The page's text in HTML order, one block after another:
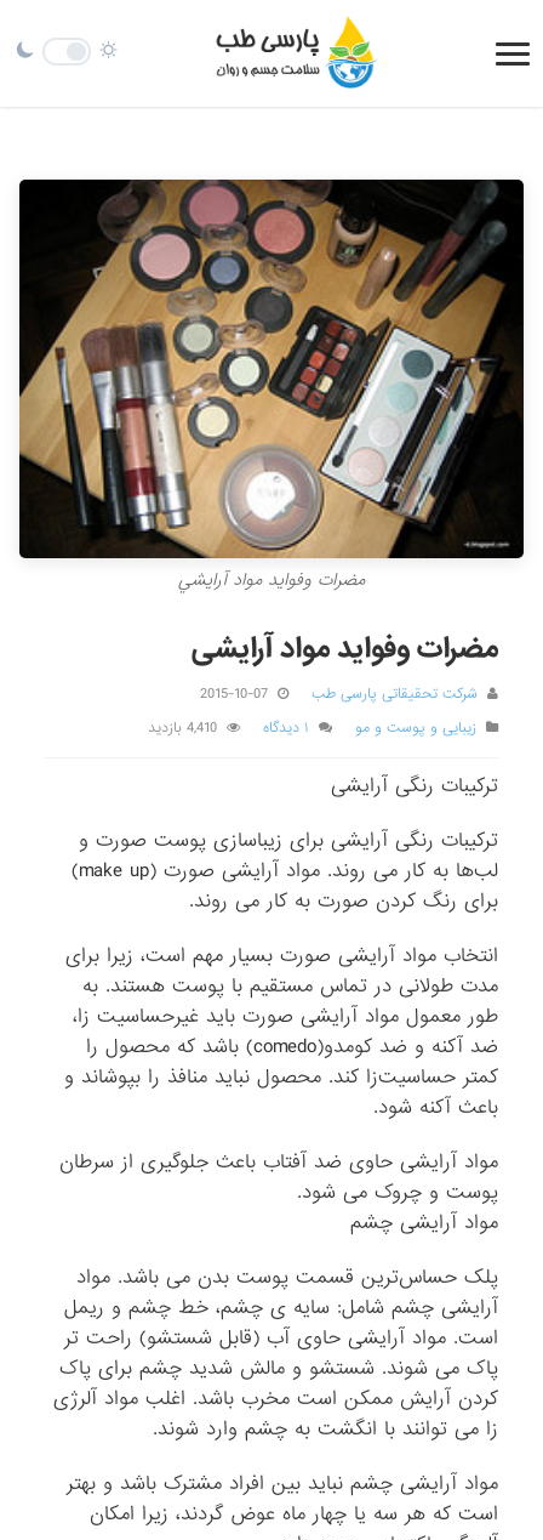
مضرات وفوايد مواد آرايشي
مضرات وفواید مواد آرایشی
شرکت تحقیقاتی پارسی طب
2015-10-07
زیبایی و پوست و مو
۱ دیدگاه 4,410 بازدید
ترکیبات رنگی آرایشی
ترکیبات رنگی آرایشی برای زیباسازی پوست صورت و
لب‌ها به کار می ‌روند. مواد آرایشی صورت (make up)
برای رنگ کردن صورت به کار می ‌روند.
انتخاب مواد آرایشی صورت بسیار مهم است، زیرا برای
مدت طولانی در تماس مستقیم با پوست هستند. به
طور معمول مواد آرایشی صورت باید غیرحساسیت زا،
ضد آکنه و ضد کومدو(comedo) باشد که محصول را
کمتر حساسیت‌زا کند. محصول نباید منافذ را بپوشاند و
باعث آکنه شود.
مواد آرایشی حاوی ضد آفتاب باعث جلوگیری از سرطان
پوست و چروک می ‌شود.
مواد آرایشی چشم
پلک حساس‌ترین قسمت پوست بدن می ‌باشد. مواد
آرایشی چشم شامل: سایه ی چشم، خط چشم و ریمل
است. مواد آرایشی حاوی آب (قابل شستشو) راحت ‌تر
پاک می ‌شوند. شستشو و مالش شدید چشم برای پاک
کردن آرایش ممکن است مخرب باشد. اغلب مواد آلرژی
‌زا می ‌توانند با انگشت به چشم وارد شوند.
مواد آرایشی چشم نباید بین افراد مشترک باشد و بهتر
است که هر سه یا چهار ماه عوض گردند، زیرا امکان